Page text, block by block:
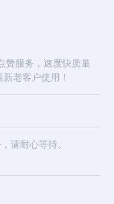
赞服务，速度快质量
老客户使用！
请耐心等待。